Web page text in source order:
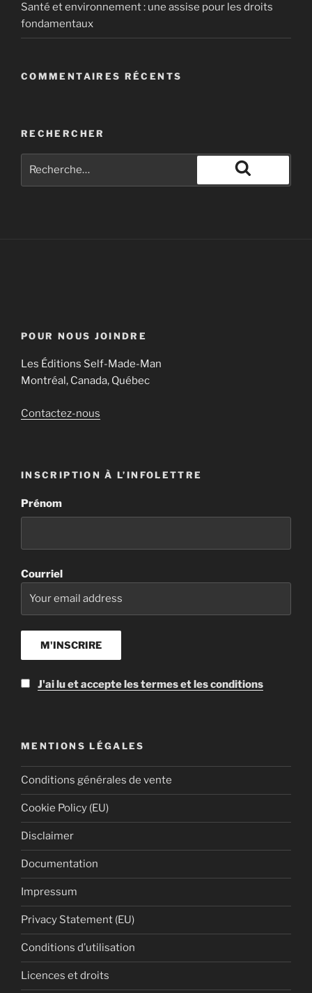
The election of Donald Trump is a dangerous
Islamic terrorism,” and sweeping aside climate
science to […]
Santé et environnement : une assise pour les droits
fondamentaux
COMMENTAIRES RÉCENTS
RECHERCHER
POUR NOUS JOINDRE
Les Éditions Self-Made-Man
Montréal, Canada, Québec
Contactez-nous
INSCRIPTION À L’INFOLETTRE
Prénom
Courriel
J'ai lu et accepte les termes et les conditions
MENTIONS LÉGALES
Conditions générales de vente
Cookie Policy (EU)
Disclaimer
Documentation
Impressum
Privacy Statement (EU)
Conditions d’utilisation
Licences et droits